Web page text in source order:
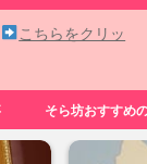
こちらをクリッ
そら坊おすすめ